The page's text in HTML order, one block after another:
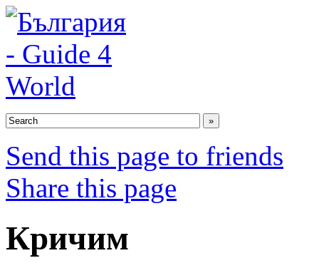
Send this page to friends
Share this page
Кричим